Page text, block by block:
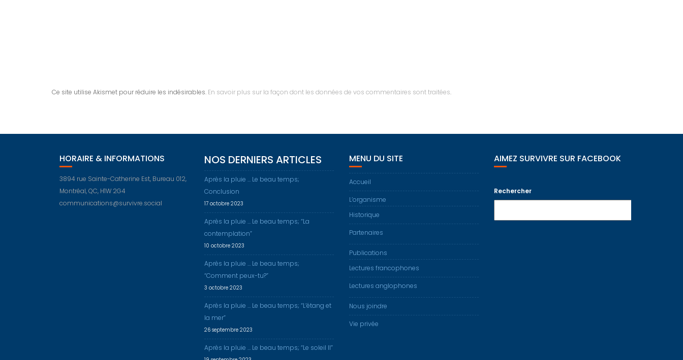
Ce site utilise Akismet pour réduire les indésirables. En savoir plus sur la façon dont les données de vos commentaires sont traitées.
HORAIRE & INFORMATIONS
3894 rue Sainte-Catherine Est, Bureau 012,
Montréal, QC, H1W 2G4
communications@survivre.social
NOS DERNIERS ARTICLES
Après la pluie … Le beau temps;
Conclusion
17 octobre 2023
Après la pluie … Le beau temps; “La
contemplation”
10 octobre 2023
Après la pluie … Le beau temps;
“Comment peux-tu?”
3 octobre 2023
Après la pluie … Le beau temps; “L’étang et
la mer”
26 septembre 2023
Après la pluie … Le beau temps; “Le soleil II”
MENU DU SITE
Accueil
L’organisme
Historique
Partenaires
Publications
Lectures francophones
Lectures anglophones
Nous joindre
Vie privée
AIMEZ SURVIVRE SUR FACEBOOK
Rechercher